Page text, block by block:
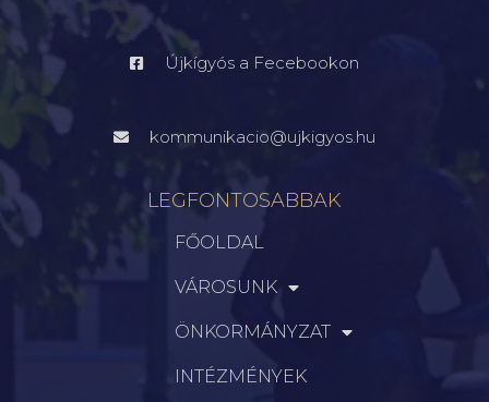
Újkígyós a Fecebookon
kommunikacio@ujkigyos.hu
LEGFONTOSABBAK
FŐOLDAL
VÁROSUNK
ÖNKORMÁNYZAT
INTÉZMÉNYEK